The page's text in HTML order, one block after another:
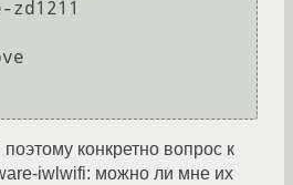
конкретно вопрос к
iwlwifi: можно ли мне их